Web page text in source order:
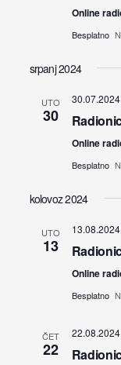
Online
Besplatno
srpanj 2024
UTO
30
Online
Besplatno
kolovoz 2024
UTO
13
Online
Besplatno
ČET
22